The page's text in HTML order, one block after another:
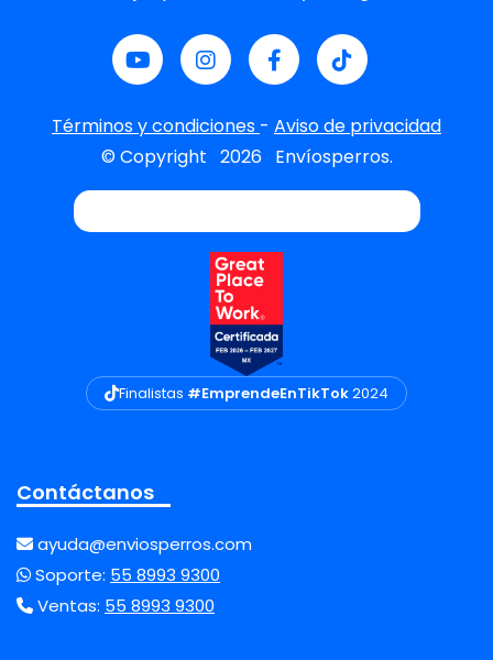
Términos y condiciones - Aviso de privacidad
© Copyright 2026 Envíosperros.
Finalistas #EmprendeEnTikTok2024
Contáctanos
ayuda@enviosperros.com
Soporte: 55 8993 9300
Ventas: 55 8993 9300